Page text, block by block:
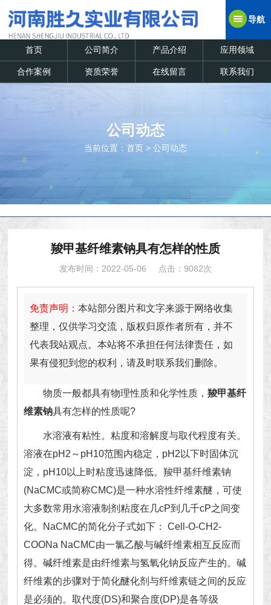
导航
首页 公司简介 产品介绍 应用领域
合作案例 资质荣誉 在线留言 联系我们
公司动态
当前位置： 首页 > 公司动态
羧甲基纤维素钠具有怎样的性质
发布时间：2022-05-06 点击：9082次
免责声明：本站部分图片和文字来源于网络收集
整理，仅供学习交流，版权归原作者所有，并不
代表我站观点。本站将不承担任何法律责任，如
果有侵犯到您的权利，请及时联系我们删除。
物质一般都具有物理性质和化学性质，羧甲基纤
维素钠具有怎样的性质呢?
水溶液有粘性。粘度和溶解度与取代程度有关。
溶液在pH2～pH10范围内稳定，pH2以下时固体沉
淀，pH10以上时粘度迅速降低。羧甲基纤维素钠
(NaCMC或简称CMC)是一种水溶性纤维素醚，可使
大多数常用水溶液制剂粘度在几cP到几千cP之间变
化。NaCMC的简化分子式如下： Cell-O-CH2-
COONa NaCMC由一氯乙酸与碱纤维素相互反应而
得。碱纤维素是由纤维素与氢氧化钠反应产生的。碱
纤维素的步骤对于简化醚化剂与纤维素链之间的反应
是必须的。取代度(DS)和聚合度(DP)是各等级